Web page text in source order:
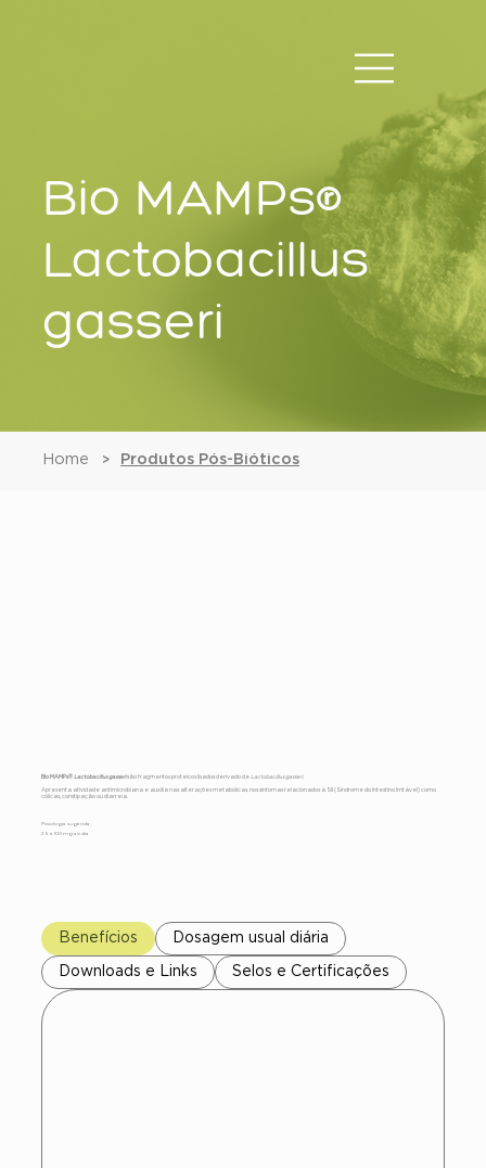
Bio MAMPs®
Lactobacillus
gasseri
Home > Produtos Pós-Bióticos
Bio MAMPs® Lactobacillus gasseri são fragmentos proteicos lisados derivado de Lactobacillus gasseri.
Apresenta atividade antimicrobiana e auxilia nas alterações metabólicas, nos sintomas relacionados à SII (Síndrome do Intestino Irritável) como
cólicas, constipação ou diarreia.
Posologia sugerida:
25 a 100 mg ao dia
Benefícios Dosagem usual diária
Downloads e Links Selos e Certificações